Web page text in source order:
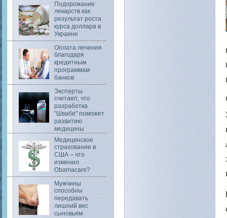
Подорожание
лекарств как
результат роста
курса доллара в
Украине
Оплата лечения
благодаря
кредитным
программам
банков
Эксперты
считают, что
разработка
"Швабе" поможет
развитию
медицины
Медицинское
страхование в
США – что
изменил
Obamacare?
Мужчины
способны
передавать
лишний вес
сыновьям